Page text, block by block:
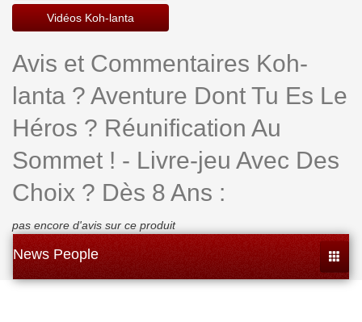
Vidéos Koh-lanta
Avis et Commentaires Koh-
lanta ? Aventure Dont Tu Es Le
Héros ? Réunification Au
Sommet ! - Livre-jeu Avec Des
Choix ? Dès 8 Ans :
pas encore d'avis sur ce produit
News People